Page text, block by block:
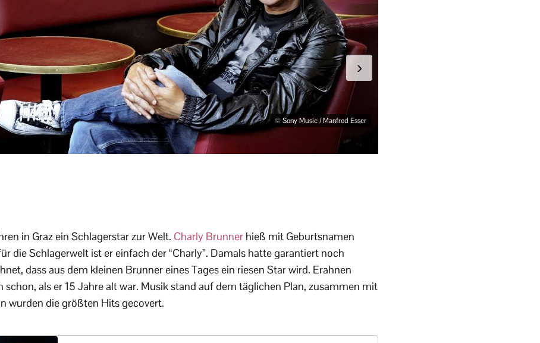
© Sony Music / Manfred Esser
›
in Graz ein Schlagerstar zur Welt. Charly Brunner hieß mit Geburtsnamen
die Schlagerwelt ist er einfach der “Charly”. Damals hatte garantiert noch
dass aus dem kleinen Brunner eines Tages ein riesen Star wird. Erahnen
schon, als er 15 Jahre alt war. Musik stand auf dem täglichen Plan, zusammen mit
wurden die größten Hits gecovert.